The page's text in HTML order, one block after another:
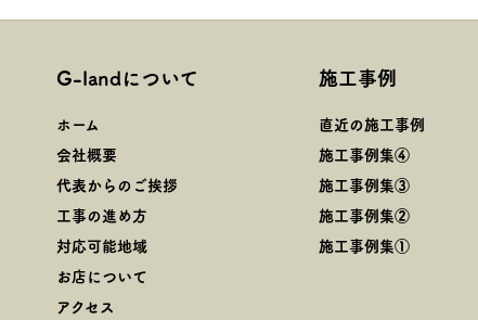
G-landについて
ホーム
会社概要
代表からのご挨拶
工事の進め方
対応可能地域
お店について
アクセス
施工事例
直近の施工事例
施工事例集④
施工事例集③
施工事例集②
施工事例集①